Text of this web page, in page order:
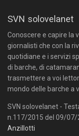
SVN solovelanet
Conoscere e capire la
giornalisti che con la
quotidiane e i servizi
di barche, di
trasmettere a voi
mondo delle barche a
SVN solovelanet -
n.117/2015 del 09/07/
Anzillotti